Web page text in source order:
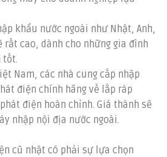
khẩu nước ngoài như Nhật, Anh,
rất cao, dành cho những gia đình
tốt.
Nam, các nhà cung cấp nhập
điện chính hãng về lắp ráp
điện hoàn chỉnh. Giá thành sẽ
nhập nội địa nước ngoài.
cũ nhật có phải sự lựa chọn